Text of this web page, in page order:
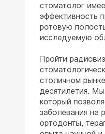
стоматолог
эффективность
ротовую
исследуемую
Пройти
столичном
десятилетия.
который
заболевания на
ортодонты,